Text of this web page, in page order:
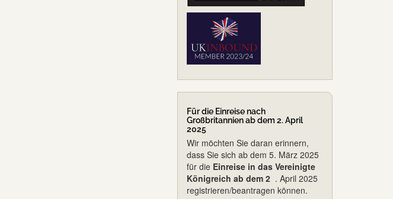
Für die Einreise nach
Großbritannien ab dem 2. April
2025
Wir möchten Sie daran erinnern,
dass Sie sich ab dem 5. März 2025
für die Einreise in das Vereinigte
Königreich ab dem 2 . April 2025
registrieren/beantragen können.